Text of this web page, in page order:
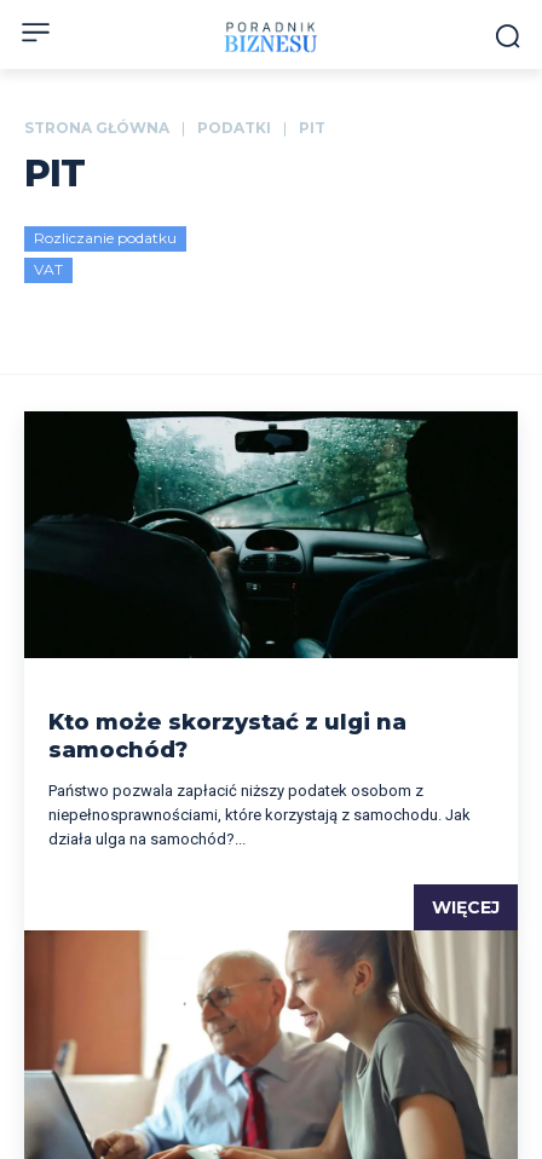
STRONA GŁÓWNA PODATKI PIT
PIT
Rozliczanie podatku
VAT
Kto może skorzystać z ulgi na
samochód?
Państwo pozwala zapłacić niższy podatek osobom z
niepełnosprawnościami, które korzystają z samochodu. Jak
działa ulga na samochód?...
WIĘCEJ